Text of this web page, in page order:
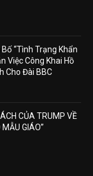
“Tình Trạng Khẩn
Việc Công Khai Hồ
Cho Đài BBC
CỦA TRUMP VỀ
MẪU GIÁO”